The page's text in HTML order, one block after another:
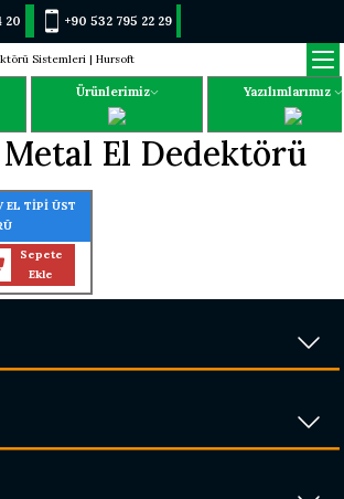
20 +90 532 795 22 29
Ürünlerimiz Yazılımlarımız
Metal El Dedektörü
EL TİPİ ÜST
Sepete
Ekle